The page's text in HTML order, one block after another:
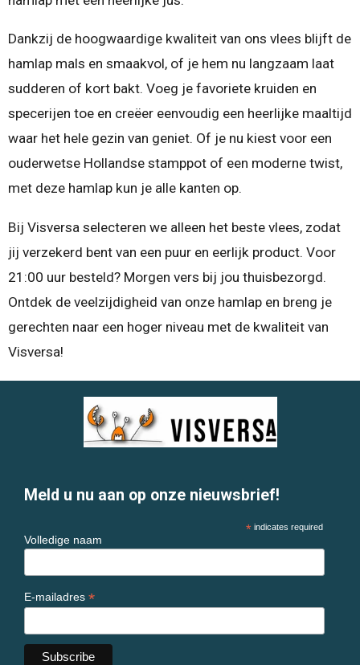
Dankzij de hoogwaardige kwaliteit van ons vlees blijft de
hamlap mals en smaakvol, of je hem nu langzaam laat
sudderen of kort bakt. Voeg je favoriete kruiden en
specerijen toe en creëer eenvoudig een heerlijke maaltijd
waar het hele gezin van geniet. Of je nu kiest voor een
ouderwetse Hollandse stamppot of een moderne twist,
met deze hamlap kun je alle kanten op.
Bij Visversa selecteren we alleen het beste vlees, zodat
jij verzekerd bent van een puur en eerlijk product. Voor
21:00 uur besteld? Morgen vers bij jou thuisbezorgd.
Ontdek de veelzijdigheid van onze hamlap en breng je
gerechten naar een hoger niveau met de kwaliteit van
Visversa!
Meld u nu aan op onze nieuwsbrief!
* indicates required
Volledige naam
E-mailadres *